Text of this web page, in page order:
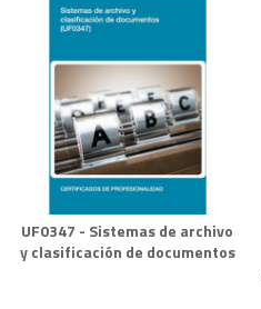
UF0347 - Sistemas de archivo
y clasificación de documentos